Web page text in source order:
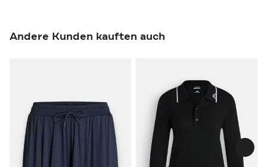
Andere Kunden kauften auch